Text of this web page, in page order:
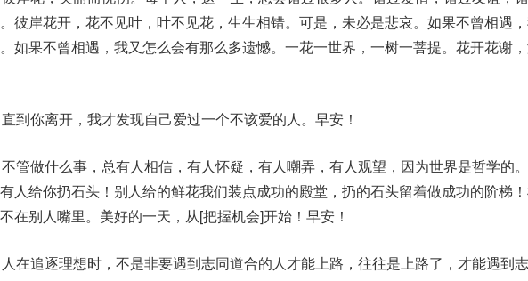
彼岸花开，花不见叶，叶不见花，生生相错。可是，未必是悲哀。如果不曾相遇
如果不曾相遇，我又怎么会有那么多遗憾。一花一世界，一树一菩提。花开花谢
到你离开，我才发现自己爱过一个不该爱的人。早安！
管做什么事，总有人相信，有人怀疑，有人嘲弄，有人观望，因为世界是哲学的
人给你扔石头！别人给的鲜花我们装点成功的殿堂，扔的石头留着做成功的阶梯
在别人嘴里。美好的一天，从[把握机会]开始！早安！
在追逐理想时，不是非要遇到志同道合的人才能上路，往往是上路了，才能遇到